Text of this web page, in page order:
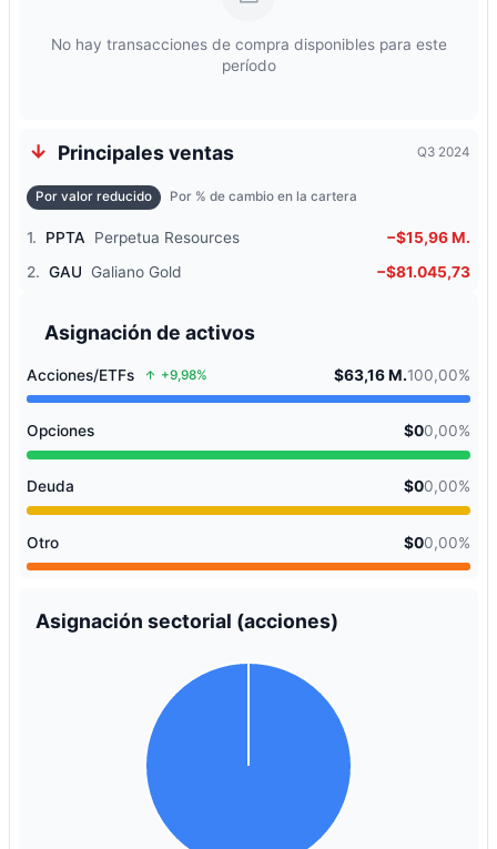
No hay transacciones de compra disponibles para este
período
Principales ventas Q3 2024
Por valor reducido Por % de cambio en la cartera
1. PPTA Perpetua Resources
−$15,96 M.
2. GAU Galiano Gold −$81.045,73
Asignación de activos
Acciones/ETFs +9,98% $63,16 M.100,00%
Opciones $00,00%
Deuda $00,00%
Otro $00,00%
Asignación sectorial (acciones)